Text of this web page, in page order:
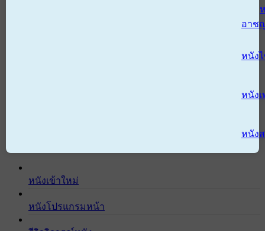
อาช
หนัง
หนังเ
หนัง
หนังเข้าใหม่
หนังโปรแกรมหน้า